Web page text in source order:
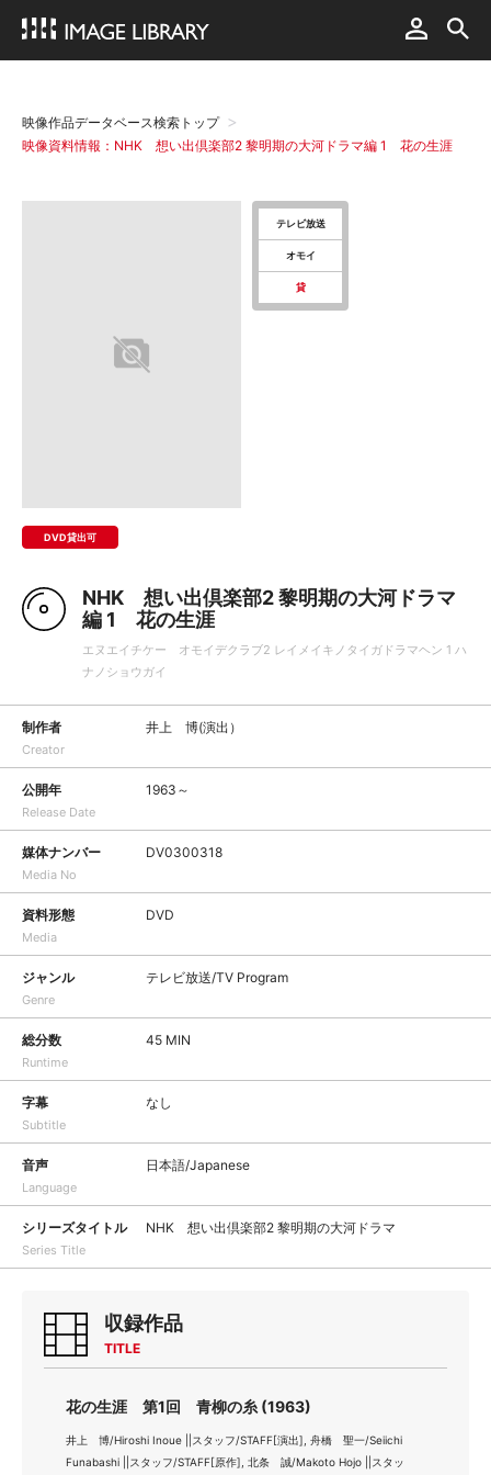
映像作品データベース検索トップ
映像資料情報：NHK 想い出倶楽部2 黎明期の大河ドラマ編 1 花の生涯
DVD貸出可
テレビ放送
オモイ
貸
NHK 想い出倶楽部2 黎明期の大河ドラマ
編 1 花の生涯
エヌエイチケー オモイデクラブ2 レイメイキノタイガドラマヘン 1 ハ
ナノショウガイ
制作者
Creator
井上 博(演出）
公開年
Release Date
1963～
媒体ナンバー
Media No
DV0300318
資料形態
Media
DVD
ジャンル
Genre
テレビ放送/TV Program
総分数
Runtime
45 MIN
字幕
Subtitle
なし
音声
Language
日本語/Japanese
シリーズタイトル
Series Title
NHK 想い出倶楽部2 黎明期の大河ドラマ
収録作品
TITLE
花の生涯 第1回 青柳の糸 (1963)
井上 博/Hiroshi Inoue ||スタッフ/STAFF[演出], 舟橋 聖一/Seiichi
Funabashi ||スタッフ/STAFF[原作], 北条 誠/Makoto Hojo ||スタッ